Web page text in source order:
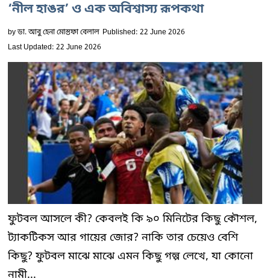
‘নীল হাঙর’ ও এক অবিশ্বাস্য রূপকথা
byডা. আবু হেনা মোস্তফা বেলাল Published: 22 June 2026
Last Updated: 22 June 2026
ফুটবল আসলে কী? কেবলই কি ৯০ মিনিটের কিছু কৌশল,
ট্যাকটিকস আর গায়ের জোর? নাকি তার চেয়েও বেশি
কিছু? ফুটবল মাঝে মাঝে এমন কিছু গল্প লেখে, যা কোনো
নামী...